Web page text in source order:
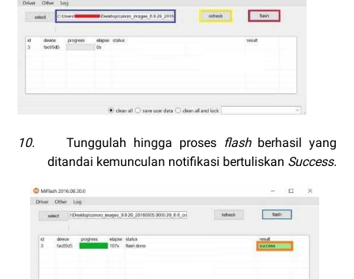
10. Tunggulah hingga proses flashberhasil yang
ditandai kemunculan notifikasi bertuliskan Success.